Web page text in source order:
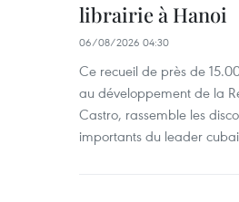
librairie à Hanoi
06/08/2026 04:30
Ce recueil de près de
au développement de la
Castro, rassemble les
importants du leader